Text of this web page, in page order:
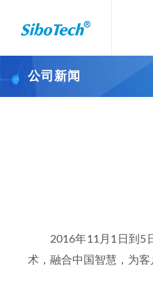
公司新闻
2016年11月1日到5
术，融合中国智慧，为客